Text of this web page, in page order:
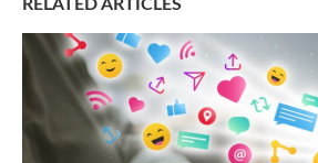
RELATED ARTICLES